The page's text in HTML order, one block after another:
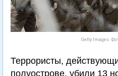
Getty Images.
Террористы,
полуострове, убили 13